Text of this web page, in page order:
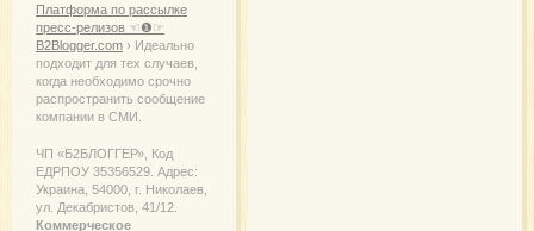
Платформа по рассылке
пресс-релизов ☜❶☞
B2Blogger.com › Идеально
подходит для тех случаев,
когда необходимо срочно
распространить сообщение
компании в СМИ.
ЧП «Б2БЛОГГЕР», Код
ЕДРПОУ 35356529. Адрес:
Украина, 54000, г. Николаев,
ул. Декабристов, 41/12.
Коммерческое